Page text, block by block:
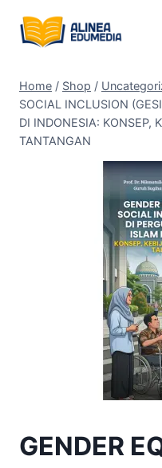
content
Home / Shop /
SOCIAL INCLUSION
DI INDONESIA: KONSEP,
TANTANGAN
GENDER